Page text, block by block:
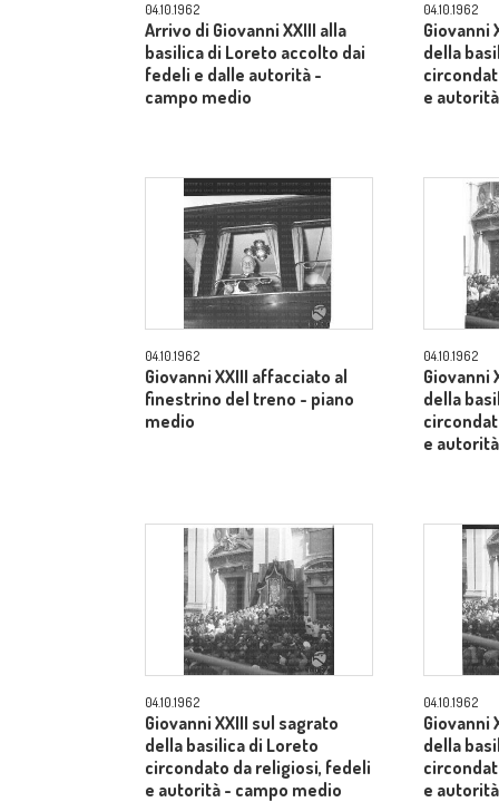
04.10.1962
Arrivo di Giovanni XXIII alla
basilica di Loreto accolto dai
fedeli e dalle autorità -
campo medio
04.10.1962
Giovanni
della
e
04.10.1962
Giovanni XXIII affacciato al
finestrino del treno - piano
medio
04.10.1962
Giovanni
della
e
04.10.1962
Giovanni XXIII sul sagrato
della basilica di Loreto
circondato da religiosi, fedeli
e autorità - campo medio
04.10.1962
Giovanni
della
e